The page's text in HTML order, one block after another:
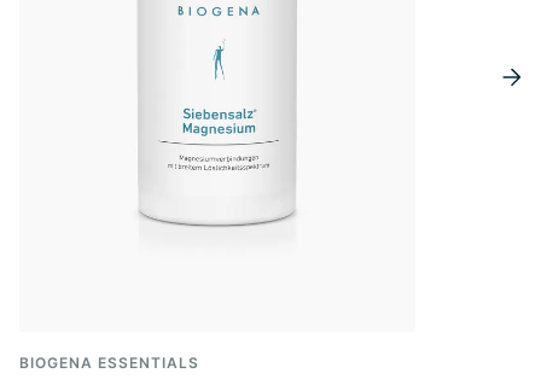
BIOGENA ESSENTIALS